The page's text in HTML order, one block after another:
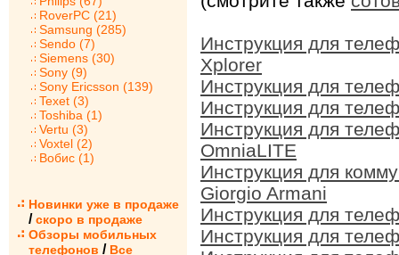
RoverPC (21)
Samsung (285)
Sendo (7)
Siemens (30)
Sony (9)
Sony Ericsson (139)
Texet (3)
Toshiba (1)
Vertu (3)
Voxtel (2)
Вобис (1)
Новинки уже в продаже
/ скоро в продаже
Обзоры мобильных
телефонов / Все
Инструкция для
Xplorer
Инструкция для
Инструкция для
Инструкция для
OmniaLITE
Инструкция для
Giorgio Armani
Инструкция для
Инструкция для